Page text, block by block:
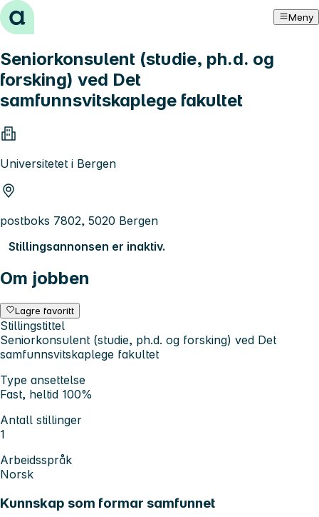
Hopp til innhold Meny
Seniorkonsulent (studie, ph.d. og
forsking) ved Det
samfunnsvitskaplege fakultet
Universitetet i Bergen
postboks 7802, 5020 Bergen
Stillingsannonsen er inaktiv.
Om jobben
Lagre favoritt
Stillingstittel
Seniorkonsulent (studie, ph.d. og forsking) ved Det
samfunnsvitskaplege fakultet
Type ansettelse
Fast, heltid 100%
Antall stillinger
1
Arbeidsspråk
Norsk
Kunnskap som formar samfunnet